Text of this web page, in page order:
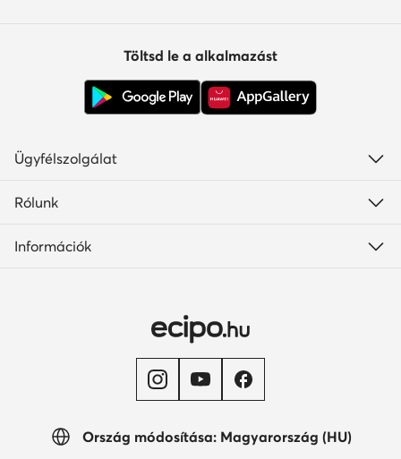
Ország módosítása: Magyarország (HU)
Töltsd le a alkalmazást
Ügyfélszolgálat
Rólunk
Információk